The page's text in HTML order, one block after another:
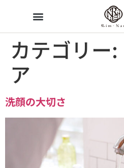
カテゴリー:
ア
洗顔の大切さ